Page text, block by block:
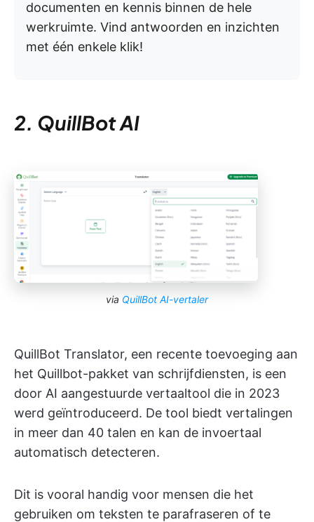
documenten en kennis binnen de hele
werkruimte. Vind antwoorden en inzichten
met één enkele klik!
2. QuillBot AI
via QuillBot AI-vertaler
QuillBot Translator, een recente toevoeging aan
het Quillbot-pakket van schrijfdiensten, is een
door AI aangestuurde vertaaltool die in 2023
werd geïntroduceerd. De tool biedt vertalingen
in meer dan 40 talen en kan de invoertaal
automatisch detecteren.
Dit is vooral handig voor mensen die het
gebruiken om teksten te parafraseren of te